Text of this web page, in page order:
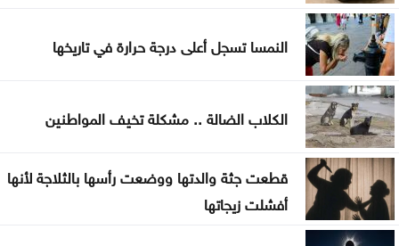
.. ماذا عن الأردن؟
النمسا تسجل أعلى درجة حرارة في تاريخها
الكلاب الضالة .. مشكلة تخيف المواطنين
قطعت جثة والدتها ووضعت رأسها بالثلاجة لأنها
أفشلت زيجاتها